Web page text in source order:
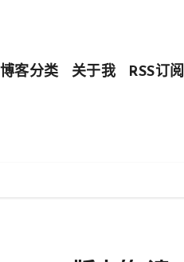
博客分类 关于我 RSS订阅